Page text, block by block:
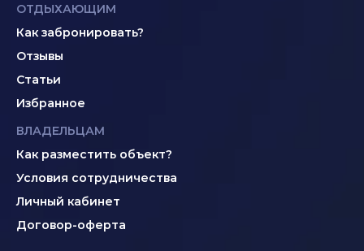
ОТДЫХАЮЩИМ
Как забронировать?
Отзывы
Статьи
Избранное
ВЛАДЕЛЬЦАМ
Как разместить объект?
Условия сотрудничества
Личный кабинет
Договор-оферта